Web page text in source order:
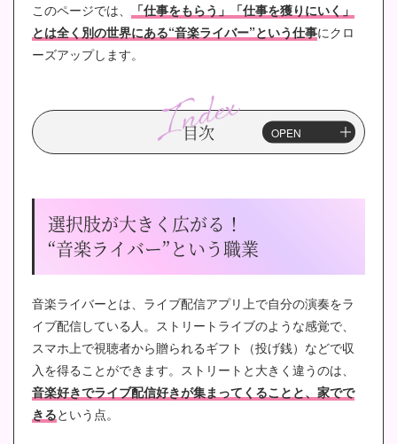
このページでは、
「仕事をもらう」「仕事を獲りにいく」
とは全く別の世界にある“音楽ライバー”という仕事にクロ
ーズアップします。
目次
選択肢が大きく広がる！
“音楽ライバー”という職業
音楽ライバーとは、ライブ配信アプリ上で自分の演奏をラ
イブ配信している人。ストリートライブのような感覚で、
スマホ上で視聴者から贈られるギフト（投げ銭）などで収
入を得ることができます。ストリートと大きく違うのは、
音楽好きでライブ配信好きが集まってくることと、家でで
きるという点。